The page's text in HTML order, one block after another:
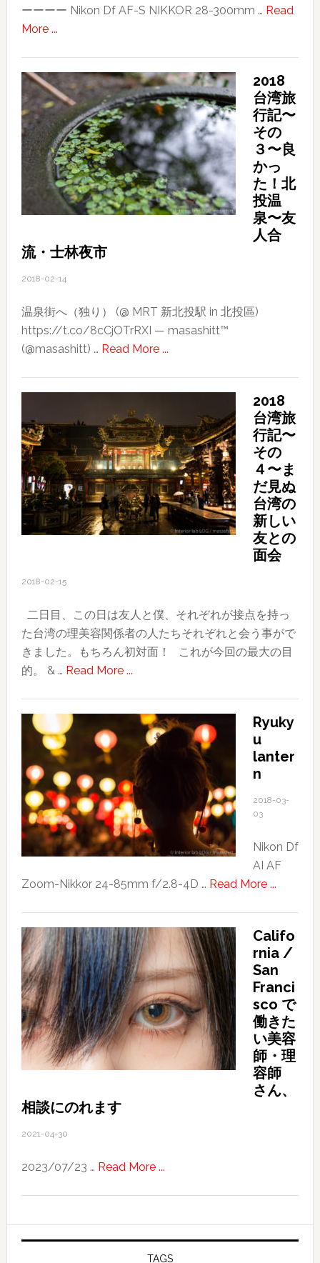
ーーーー Nikon Df AF-S NIKKOR 28-300mm … Read
More ...about
2018
台湾旅
行記〜
その
３〜良
かっ
た！北
投温
泉〜友
人合
流・士林夜市
2018-02-14
温泉街へ（独り） (@ MRT 新北投駅 in 北投區)
https://t.co/8cCjOTrRXI — masashitt™
(@masashitt) … Read More ...about
旅
行
記〜
そ
の
３〜
良
北
投
人
合
2018
台湾旅
行記〜
その
４〜ま
だ見ぬ
台湾の
新しい
友との
面会
2018-02-15
二日目、この日は友人と僕、それぞれが接点を持っ
た台湾の理美容関係者の人たちそれぞれと会う事がで
きました。もちろん初対面！ これが今回の最大の目
的。 & … Read More ...about
湾
行
記〜
そ
の
４〜
ま
ぬ
台
湾
の
新
し
い
友
Ryuky
u
lanter
n
2018-03-
03
Nikon Df
AI AF
Zoom-Nikkor 24-85mm f/2.8-4D … Read More ...about
Califo
rnia /
San
Franci
sco で
働きた
い美容
師・理
容師
さん、
相談にのれます
2021-04-30
2023/07/23 … Read More ...about
San
Francisco
で
TAGS